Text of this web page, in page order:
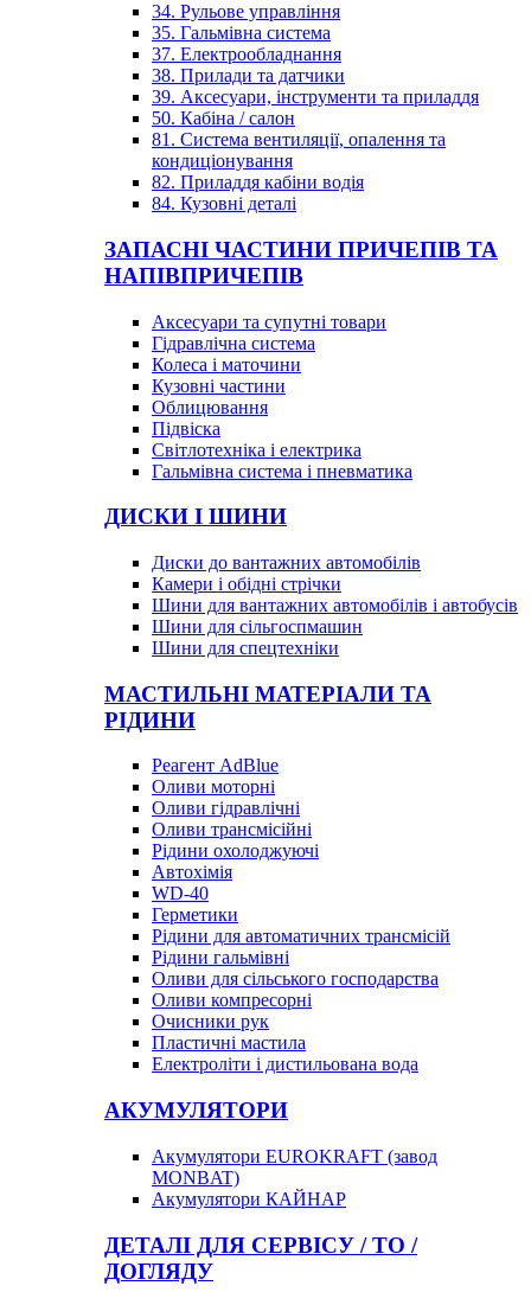
34. Рульове управління
35. Гальмівна система
37. Електрообладнання
38. Прилади та датчики
39. Аксесуари, інструменти та приладдя
50. Кабіна / салон
81. Система вентиляції, опалення та
кондиціонування
82. Приладдя кабіни водія
84. Кузовні деталі
ЗАПАСНІ ЧАСТИНИ ПРИЧЕПІВ ТА
НАПІВПРИЧЕПІВ
Аксесуари та супутні товари
Гідравлічна система
Колеса і маточини
Кузовні частини
Облицювання
Підвіска
Світлотехніка і електрика
Гальмівна система і пневматика
ДИСКИ І ШИНИ
Диски до вантажних автомобілів
Камери і обідні стрічки
Шини для вантажних автомобілів і автобусів
Шини для сільгоспмашин
Шини для спецтехніки
МАСТИЛЬНІ МАТЕРІАЛИ ТА
РІДИНИ
Реагент AdBlue
Оливи моторні
Оливи гідравлічні
Оливи трансмісійні
Рідини охолоджуючі
Автохімія
WD-40
Герметики
Рідини для автоматичних трансмісій
Рідини гальмівні
Оливи для сільського господарства
Оливи компресорні
Очисники рук
Пластичні мастила
Електроліти і дистильована вода
АКУМУЛЯТОРИ
Акумулятори EUROKRAFT (завод
MONBAT)
Акумулятори КАЙНАР
ДЕТАЛІ ДЛЯ СЕРВІСУ / ТО /
ДОГЛЯДУ